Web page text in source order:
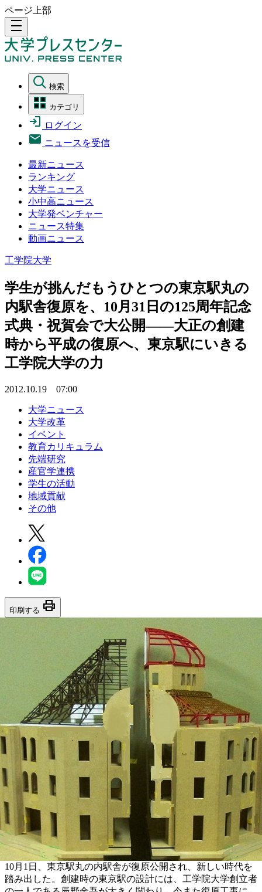
ページ上部
density_medium
検索
カテゴリ
ログイン
ニュースを受信
最新ニュース
ランキング
大学ニュース
小中高ニュース
大学発ベンチャー
ニュース特集
動画ニュース
工学院大学
学生が挑んだもうひとつの東京駅丸の
内駅舎復原を、10月31日の125周年記念
式典・祝賀会で大公開――大正の創建
時から平成の復原へ、東京駅にいきる
工学院大学の力
2012.10.19 07:00
大学ニュース
大学改革
イベント
教育カリキュラム
先端研究
産官学連携
学生の活動
地域貢献
その他
印刷する print
10月1日、東京駅丸の内駅舎が復原公開され、新しい時代を
踏み出した。創建時の東京駅の設計には、工学院大学創立者